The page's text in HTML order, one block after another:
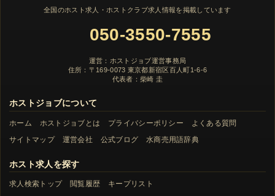
全国のホスト求人・ホストクラブ求人情報を掲載しています
050-3550-7555
運営：ホストジョブ運営事務局
住所：〒169-0073 東京都新宿区百人町1-6-6
代表者：柴崎 圭
ホストジョブについて
ホーム ホストジョブとは プライバシーポリシー
よくある質問
サイトマップ
運営会社 公式ブログ 水商売用語辞典
ホスト求人を探す
求人検索トップ 閲覧履歴 キープリスト